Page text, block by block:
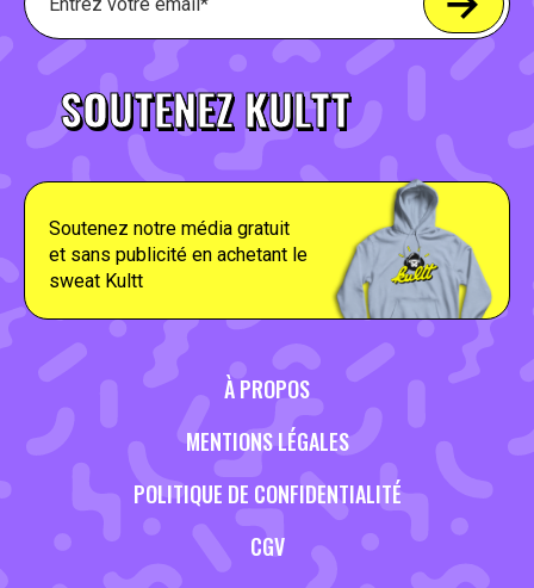
SOUTENEZ KULTT
Soutenez notre média gratuit
et sans publicité en achetant le
sweat Kultt
À PROPOS
MENTIONS LÉGALES
POLITIQUE DE CONFIDENTIALITÉ
CGV